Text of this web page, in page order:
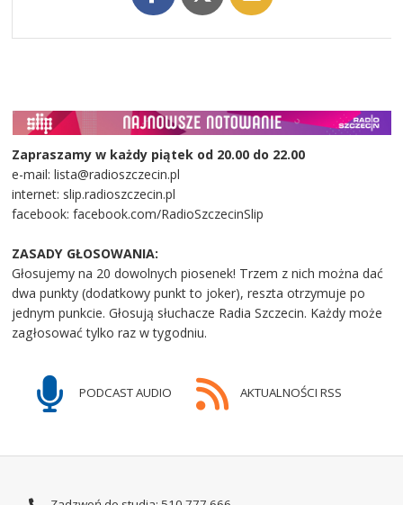
Zapraszamy w każdy piątek od 20.00 do 22.00
e-mail: lista@radioszczecin.pl
internet: slip.radioszczecin.pl
facebook: facebook.com/RadioSzczecinSlip
ZASADY GŁOSOWANIA:
Głosujemy na 20 dowolnych piosenek! Trzem z nich można dać
dwa punkty (dodatkowy punkt to joker), reszta otrzymuje po
jednym punkcie. Głosują słuchacze Radia Szczecin. Każdy może
zagłosować tylko raz w tygodniu.
PODCAST AUDIO AKTUALNOŚCI RSS